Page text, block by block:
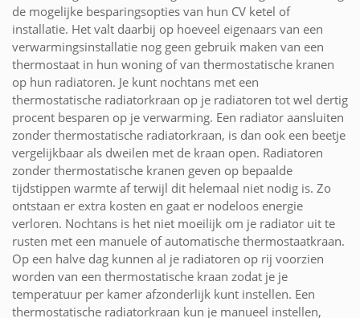
de mogelijke besparingsopties van hun CV ketel of
installatie. Het valt daarbij op hoeveel eigenaars van een
verwarmingsinstallatie nog geen gebruik maken van een
thermostaat in hun woning of van thermostatische kranen
op hun radiatoren. Je kunt nochtans met een
thermostatische radiatorkraan op je radiatoren tot wel dertig
procent besparen op je verwarming. Een radiator aansluiten
zonder thermostatische radiatorkraan, is dan ook een beetje
vergelijkbaar als dweilen met de kraan open. Radiatoren
zonder thermostatische kranen geven op bepaalde
tijdstippen warmte af terwijl dit helemaal niet nodig is. Zo
ontstaan er extra kosten en gaat er nodeloos energie
verloren. Nochtans is het niet moeilijk om je radiator uit te
rusten met een manuele of automatische thermostaatkraan.
Op een halve dag kunnen al je radiatoren op rij voorzien
worden van een thermostatische kraan zodat je je
temperatuur per kamer afzonderlijk kunt instellen. Een
thermostatische radiatorkraan kun je manueel instellen,